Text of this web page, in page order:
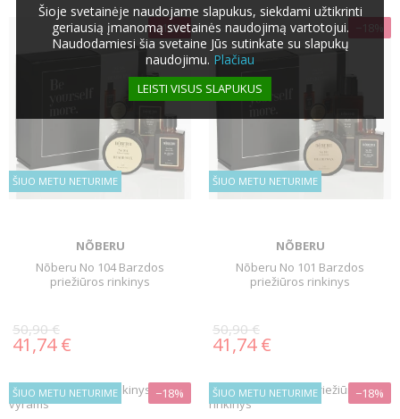
ŠIUO METU NETURIME
−18%
NÕBERU
Nõberu No 104 Barzdos
priežiūros rinkinys
50,90 €
41,74 €
ŠIUO METU NETURIME
−18%
NÕBERU
Nõberu No 101 Barzdos
priežiūros rinkinys
50,90 €
41,74 €
ŠIUO METU NETURIME −18% ŠIUO METU NETURIME −18%
Šioje svetainėje naudojame slapukus, siekdami užtikrinti
geriausią įmanomą svetainės naudojimą vartotojui.
Naudodamiesi šia svetaine Jūs sutinkate su slapukų
naudojimu. Plačiau
LEISTI VISUS SLAPUKUS